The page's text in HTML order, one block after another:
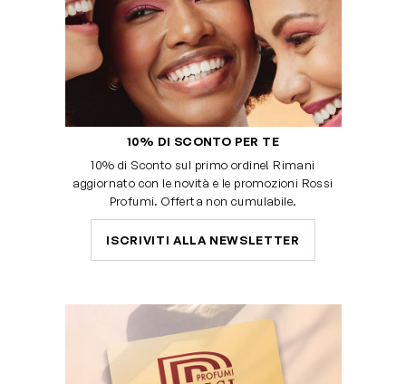
10% DI SCONTO PER TE
10% di Sconto sul primo ordine! Rimani
aggiornato con le novità e le promozioni Rossi
Profumi. Offerta non cumulabile.
ISCRIVITI ALLA NEWSLETTER